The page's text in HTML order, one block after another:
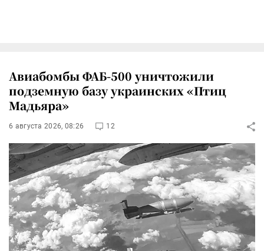
Авиабомбы ФАБ-500 уничтожили
подземную базу украинских «Птиц
Мадьяра»
6 августа 2026, 08:26 12